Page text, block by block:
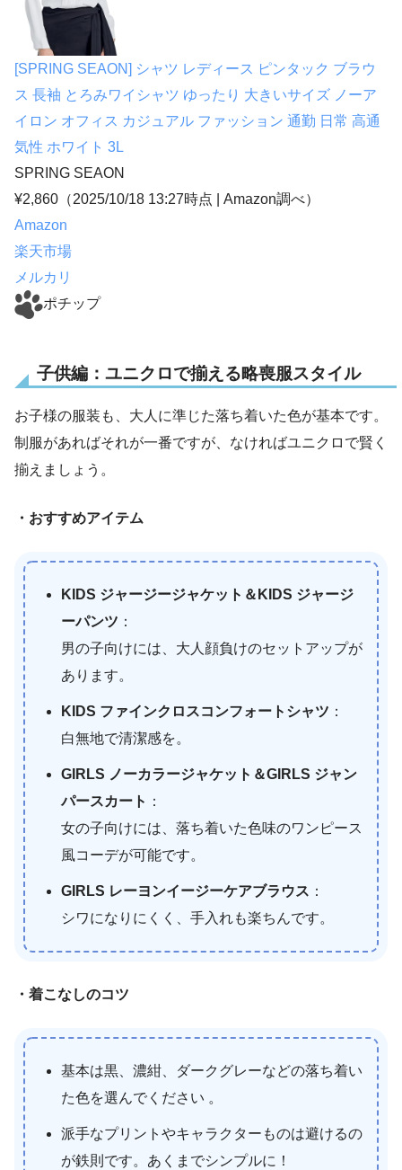
[SPRING SEAON] シャツ レディース ピンタック ブラウ
ス 長袖 とろみワイシャツ ゆったり 大きいサイズ ノーア
イロン オフィス カジュアル ファッション 通勤 日常 高通
気性 ホワイト 3L
SPRING SEAON
¥2,860 （2025/10/18 13:27時点 | Amazon調べ）
Amazon
楽天市場
メルカリ
ポチップ
子供編：ユニクロで揃える略喪服スタイル
お子様の服装も、大人に準じた落ち着いた色が基本です。
制服があればそれが一番ですが、なければユニクロで賢く
揃えましょう。
・おすすめアイテム
KIDS ジャージージャケット＆KIDS ジャージ
ーパンツ ：
男の子向けには、大人顔負けのセットアップが
あります。
KIDS ファインクロスコンフォートシャツ ：
白無地で清潔感を。
GIRLS ノーカラージャケット＆GIRLS ジャン
パースカート ：
女の子向けには、落ち着いた色味のワンピース
風コーデが可能です。
GIRLS レーヨンイージーケアブラウス ：
シワになりにくく、手入れも楽ちんです。
・着こなしのコツ
基本は黒、濃紺、ダークグレーなどの落ち着い
た色を選んでください 。
派手なプリントやキャラクターものは避けるの
が鉄則です。あくまでシンプルに！